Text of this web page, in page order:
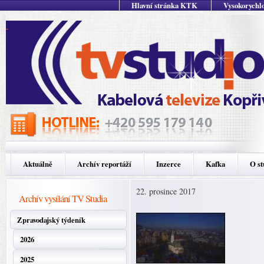
Hlavní stránka KTK
Aktuálně Archív reportáží Inzerce Kafka O
Archív vysílání TV Studia
Zpravodajský týdeník
2026
2025
22. prosince 2017